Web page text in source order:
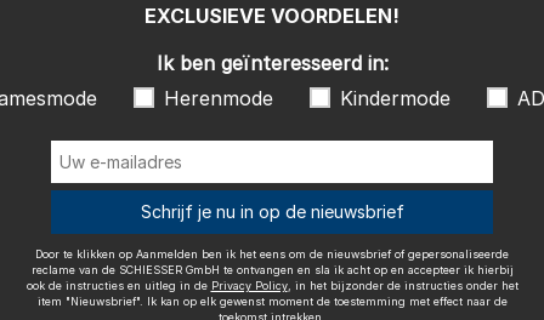
Damesmode
Herenmode
Kindermode
Door te klikken op Aanmelden ben ik het eens om de nieuwsbrief of
gepersonaliseerde reclame van de SCHIESSER GmbH te ontvangen en
"Nieuwsbrief". Ik kan op elk gewenst moment de toestemming met
effect naar de toekomst intrekken.
Wij bezorgen met
Colofon Algemene voorwaarden
Herroepingsrecht
EXCLUSIEVE VOORDELEN!
Ik ben geïnteresseerd in:
Herenmode Kindermode
Schrijf je nu in op de nieuwsbrief
Door te klikken op Aanmelden ben ik het eens om de nieuwsbrief of gepersonaliseerde
reclame van de SCHIESSER GmbH te ontvangen en sla ik acht op en accepteer ik hierbij
ook de instructies en uitleg in de Privacy Policy, in het bijzonder de instructies onder het
item "Nieuwsbrief". Ik kan op elk gewenst moment de toestemming met effect naar de
toekomst intrekken.